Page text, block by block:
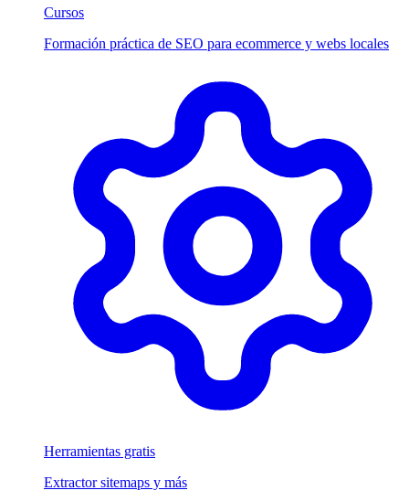
Cursos
Formación práctica de SEO para ecommerce y webs locales
Herramientas gratis
Extractor sitemaps y más